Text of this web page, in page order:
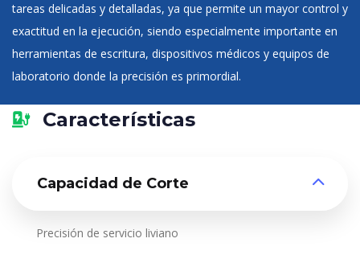
tareas delicadas y detalladas, ya que permite un mayor control y
exactitud en la ejecución, siendo especialmente importante en
herramientas de escritura, dispositivos médicos y equipos de
laboratorio donde la precisión es primordial.
Características
Capacidad de Corte
Precisión de servicio liviano